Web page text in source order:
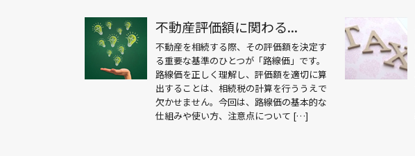
不動産評価額に関わる...
不動産を相続する際、その評価額を決定す
る重要な基準のひとつが「路線価」です。
路線価を正しく理解し、評価額を適切に算
出することは、相続税の計算を行ううえで
欠かせません。今回は、路線価の基本的な
仕組みや使い方、注意点について […]